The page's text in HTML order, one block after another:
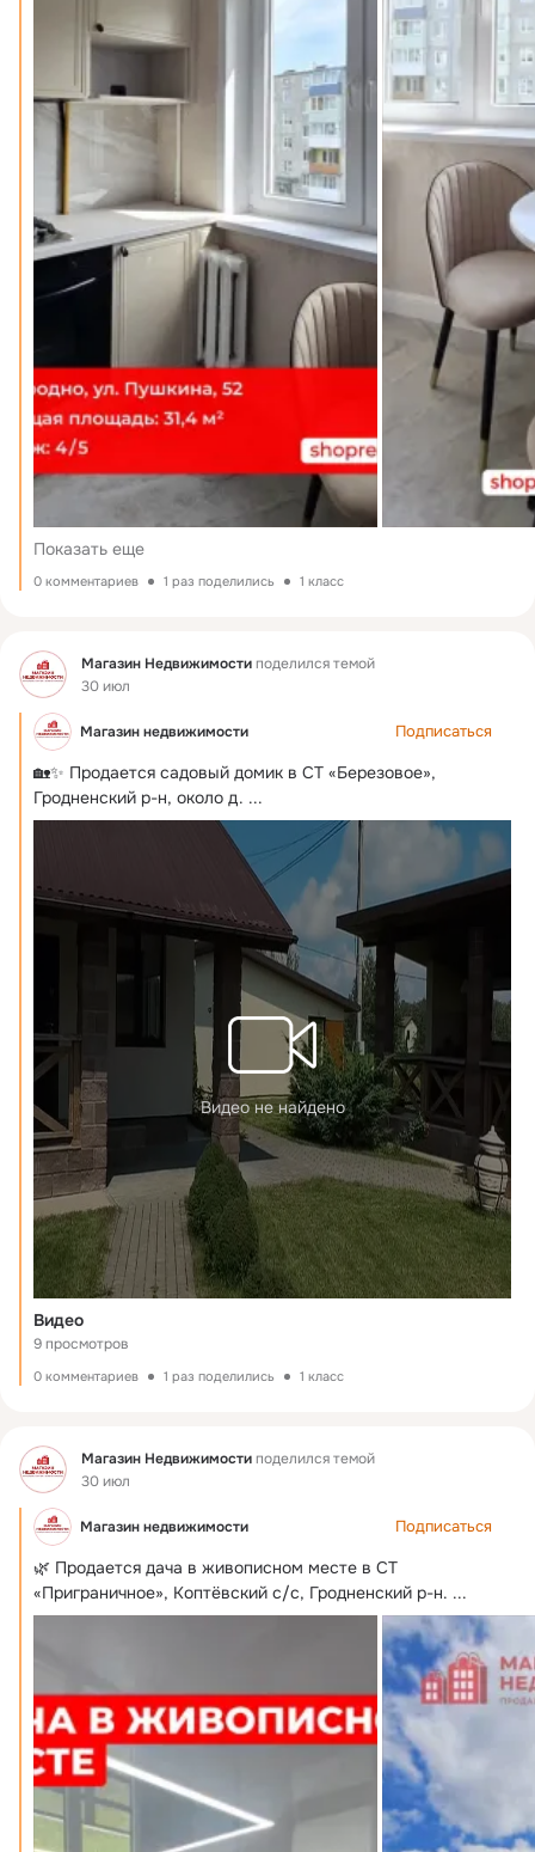
Показать еще
0 комментариев 1 раз поделились 1 класс
Фид Магазин Недвижимостиподелился темой
30 июл
Магазин недвижимости Подписаться
🏡✨ Продается садовый домик в СТ «Березовое»,
Гродненский р-н, около д. ...
Видео не найдено
Видео
9 просмотров
0 комментариев 1 раз поделились 1 класс
Фид Магазин Недвижимостиподелился темой
30 июл
Магазин недвижимости Подписаться
🌿 Продается дача в живописном месте в СТ
«Приграничное», Коптёвский с/с, Гродненский р-н. ...